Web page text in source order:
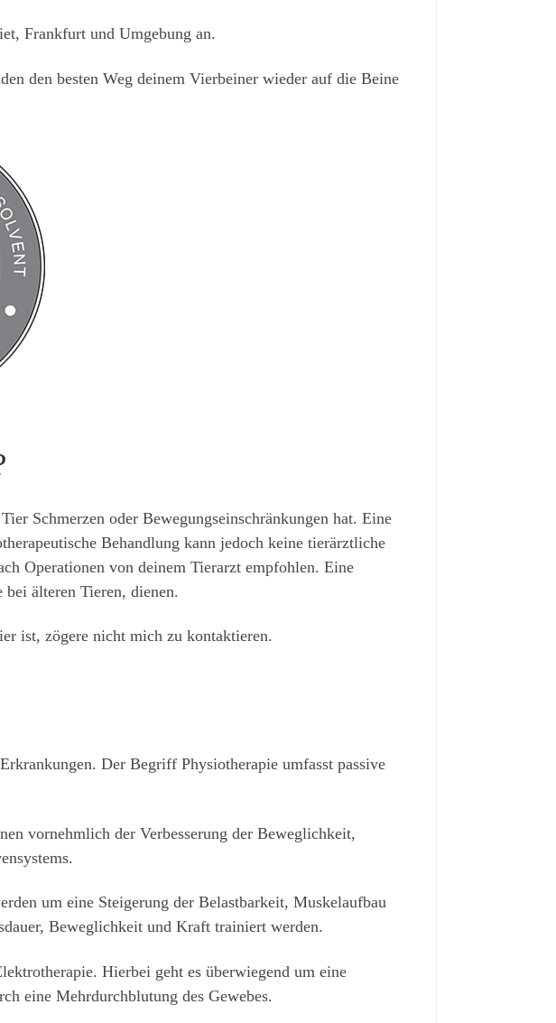
Frankfurt und Umgebung an.
den besten Weg deinem Vierbeiner wieder auf die Beine
Schmerzen oder Bewegungseinschränkungen hat. Eine
Behandlung kann jedoch keine tierärztliche
Operationen von deinem Tierarzt empfohlen. Eine
bei älteren Tieren, dienen.
ist, zögere nicht mich zu kontaktieren.
Der Begriff Physiotherapie umfasst passive
vornehmlich der Verbesserung der Beweglichkeit,
um eine Steigerung der Belastbarkeit, Muskelaufbau
Beweglichkeit und Kraft trainiert werden.
Hierbei geht es überwiegend um eine
eine Mehrdurchblutung des Gewebes.